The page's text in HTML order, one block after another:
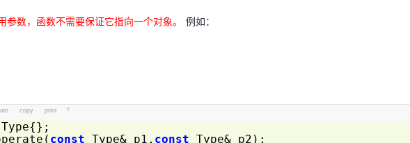
参数，函数不需要保证它指向一个对象。 例如：
copy print ?
Type{};
const Type& p1, const Type& p2);